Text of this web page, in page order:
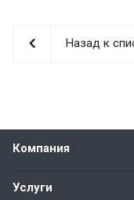
Назад к
Компания
Услуги